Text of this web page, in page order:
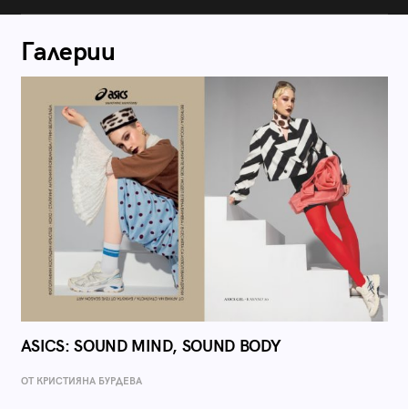
Галерии
ASICS: SOUND MIND, SOUND BODY
ОТ КРИСТИЯНА БУРДЕВА